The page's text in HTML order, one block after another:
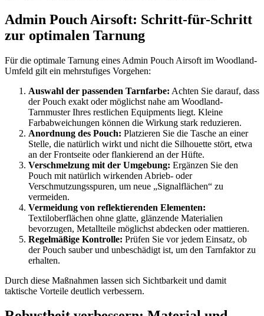
Admin Pouch Airsoft: Schritt-für-Schritt
zur optimalen Tarnung
Für die optimale Tarnung eines Admin Pouch Airsoft im Woodland-
Umfeld gilt ein mehrstufiges Vorgehen:
Auswahl der passenden Tarnfarbe: Achten Sie darauf, dass
der Pouch exakt oder möglichst nahe am Woodland-
Tarnmuster Ihres restlichen Equipments liegt. Kleine
Farbabweichungen können die Wirkung stark reduzieren.
Anordnung des Pouch: Platzieren Sie die Tasche an einer
Stelle, die natürlich wirkt und nicht die Silhouette stört, etwa
an der Frontseite oder flankierend an der Hüfte.
Verschmelzung mit der Umgebung: Ergänzen Sie den
Pouch mit natürlich wirkenden Abrieb- oder
Verschmutzungsspuren, um neue „Signalflächen“ zu
vermeiden.
Vermeidung von reflektierenden Elementen:
Textiloberflächen ohne glatte, glänzende Materialien
bevorzugen, Metallteile möglichst abdecken oder mattieren.
Regelmäßige Kontrolle: Prüfen Sie vor jedem Einsatz, ob
der Pouch sauber und unbeschädigt ist, um den Tarnfaktor zu
erhalten.
Durch diese Maßnahmen lassen sich Sichtbarkeit und damit
taktische Vorteile deutlich verbessern.